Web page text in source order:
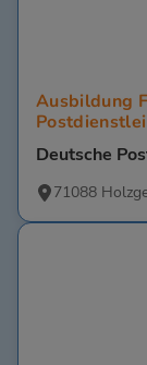
Ausbildung
Deutsche
71088